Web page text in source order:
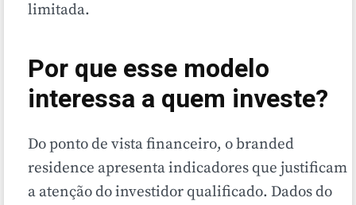
limitada.
Por que esse modelo
interessa a quem investe?
Do ponto de vista financeiro, o branded
residence apresenta indicadores que justificam
a atenção do investidor qualificado. Dados do